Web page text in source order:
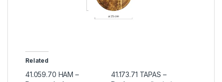
Related
41.059.70 HAM –
41.173.71 TAPAS –